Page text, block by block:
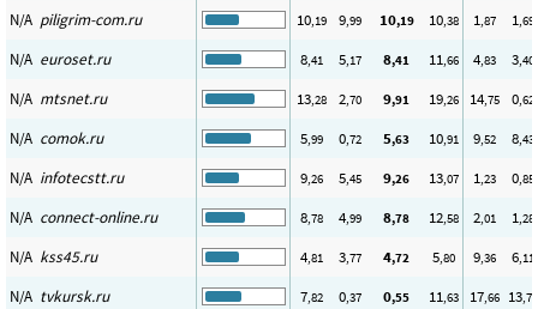
N/A piligrim-com.ru 10,19 9,99 10,19 10,38 1,87 1,69
N/A euroset.ru 8,41 5,17 8,41 11,66 4,83 3,40
N/A mtsnet.ru 13,28 2,70 9,91 19,26 14,75 0,62
N/A comok.ru 5,99 0,72 5,63 10,91 9,52 8,43
N/A infotecstt.ru 9,26 5,45 9,26 13,07 1,23 0,85
N/A connect-online.ru 8,78 4,99 8,78 12,58 2,01 1,28
N/A kss45.ru 4,81 3,77 4,72 5,80 9,36 6,11
N/A tvkursk.ru 7,82 0,37 0,55 11,63 17,66 13,72